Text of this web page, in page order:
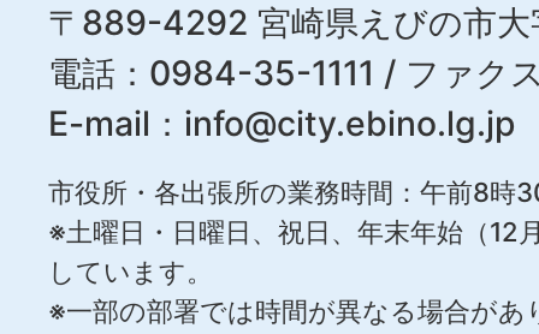
〒889-4292 宮崎県えびの市大
電話：0984-35-1111 / ファ
E-mail： info@city.ebino.lg.jp
市役所・各出張所の業務時間：午前8時
※土曜日・日曜日、祝日、年末年始（12
しています。
※一部の部署では時間が異なる場合が